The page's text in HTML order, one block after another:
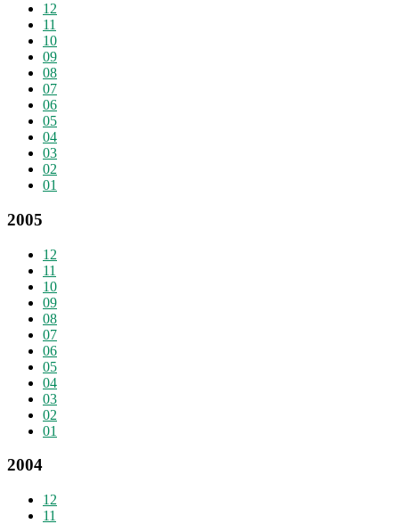
12
11
10
09
08
07
06
05
04
03
02
01
2005
12
11
10
09
08
07
06
05
04
03
02
01
2004
12
11